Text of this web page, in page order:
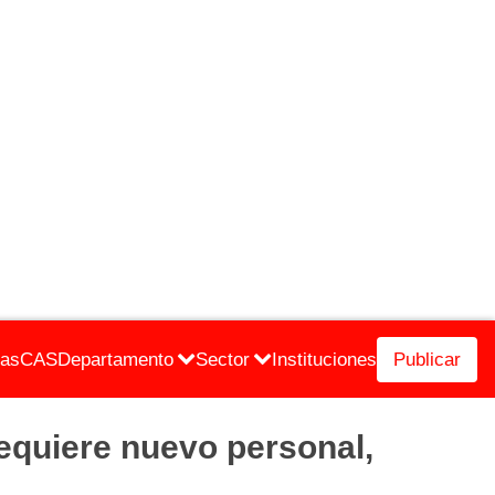
CASDepartamento Sector Instituciones Publicar
nuevo personal,